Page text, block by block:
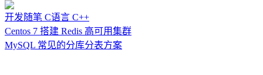
开发随笔 C语言 C++
Centos 7 搭建 Redis 高可用集群
MySQL 常见的分库分表方案